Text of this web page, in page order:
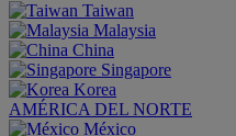
Taiwan
Malaysia
China
Singapore
Korea
AMÉRICA DEL NORTE
México